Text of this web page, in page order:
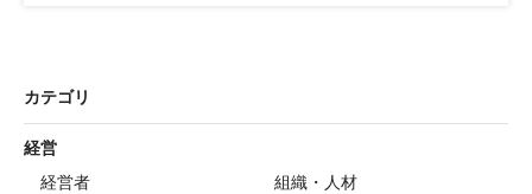
カテゴリ
経営
経営者
組織・人材